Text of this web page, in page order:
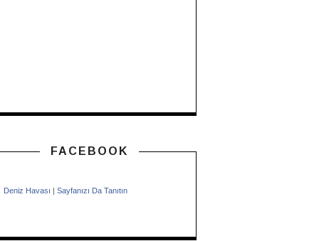
FACEBOOK
Deniz Havası | Sayfanızı Da Tanıtın